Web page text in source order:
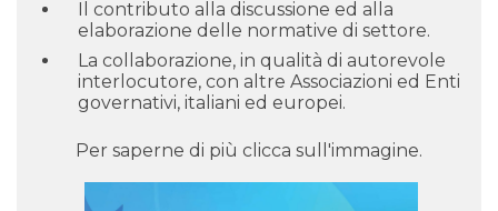
Il contributo alla discussione ed alla
elaborazione delle normative di settore.
La collaborazione, in qualità di autorevole
interlocutore, con altre Associazioni ed Enti
governativi, italiani ed europei.
Per saperne di più clicca sull'immagine.